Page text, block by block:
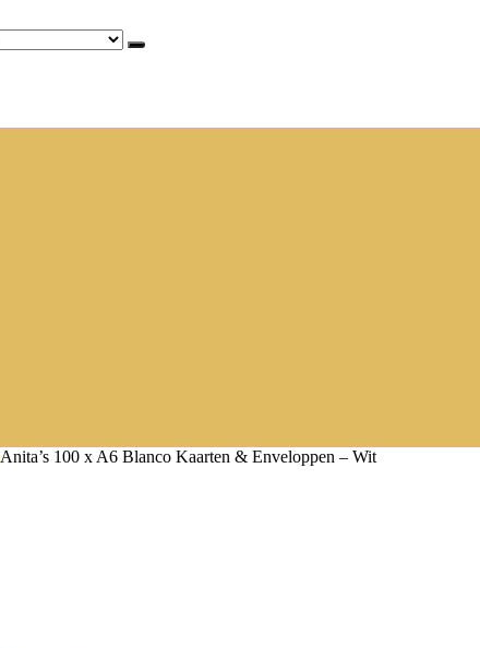
Anita’s 100 x A6 Blanco Kaarten & Enveloppen – Wit